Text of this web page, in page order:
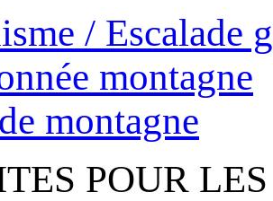
/ Escalade
montagne
montagne
POUR